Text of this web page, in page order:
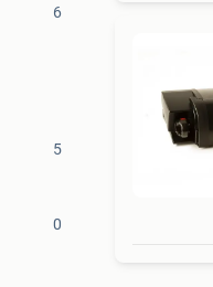
6
5
0